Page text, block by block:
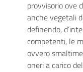
provvisorio ove
anche vegetali
definendo,
competenti, le
ovvero
oneri a carico